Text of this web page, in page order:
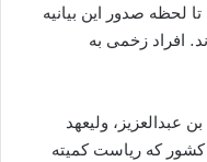
لحظه صدور این بیانیه
شدند. افراد زخمی به
عبدالعزیز، ولیعهد
که ریاست کمیته